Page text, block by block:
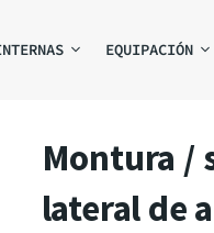
EQUIPACIÓN
Montura /
lateral de